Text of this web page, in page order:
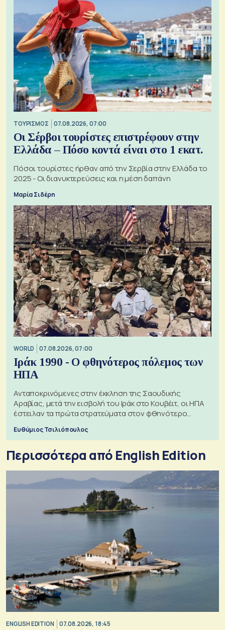
ΤΟΥΡΙΣΜΟΣ 07.08.2026, 07:00
Οι Σέρβοι τουρίστες επιστρέφουν στην
Ελλάδα – Πόσο κοντά είναι στο 1 εκατ.
Πόσοι τουρίστες ήρθαν από την Σερβία στην Ελλάδα το
2025 - Οι διανυκτερεύσεις και η μέση δαπάνη
Μαρία Σιδέρη
WORLD 07.08.2026, 07:00
Ιράκ 1990 - Ο φθηνότερος πόλεμος των
ΗΠΑ
Ανταποκρινόμενες στην έκκληση της Σαουδικής
Αραβίας, μετά την εισβολή του Ιράκ στο Κουβέιτ, οι ΗΠΑ
έστειλαν τα πρώτα στρατεύματα στον φθηνότερο
Ευθύμιος Τσιλιόπουλος
Περισσότερα από English Edition
ENGLISH EDITION 07.08.2026, 18:45